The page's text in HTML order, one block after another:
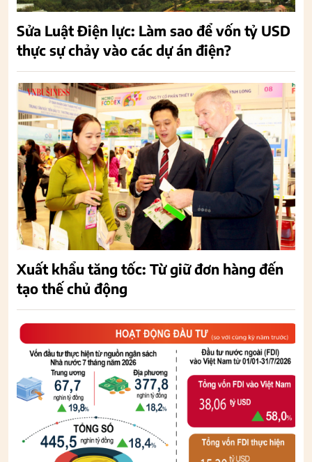
Sửa Luật Điện lực: Làm sao để vốn tỷ USD
thực sự chảy vào các dự án điện?
Xuất khẩu tăng tốc: Từ giữ đơn hàng đến
tạo thế chủ động